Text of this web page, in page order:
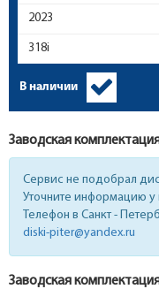
В наличии
Заводская
Сервис не подобрал
Уточните информацию у
Телефон в Санкт -
diski-piter@yandex.ru
Заводская